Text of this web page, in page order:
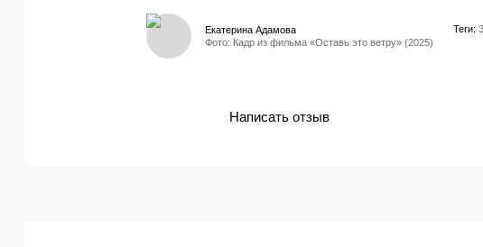
Фото: Кадр из фильма «Оставь это ветру» (2025)
Екатерина Адамова Теги:
Написать отзыв